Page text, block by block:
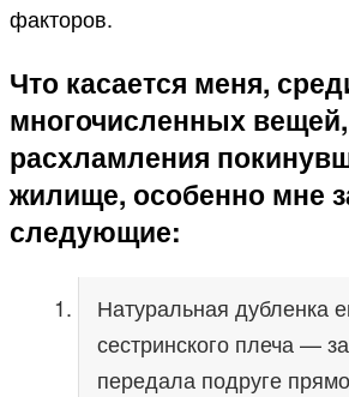
факторов.
Что касается меня,
многочисленных
расхламления
жилище, особенно мне
следующие:
Натуральная дубленка
сестринского плеча —
передала подруге